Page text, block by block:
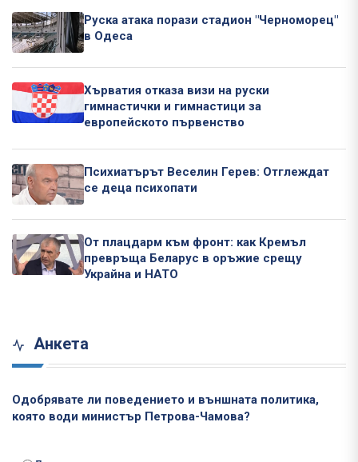
Руска атака порази стадион "Черноморец"
в Одеса
Хърватия отказа визи на руски
гимнастички и гимнастици за
европейското първенство
Психиатърът Веселин Герев: Отглеждат
се деца психопати
От плацдарм към фронт: как Кремъл
превръща Беларус в оръжие срещу
Украйна и НАТО
Анкета
Одобрявате ли поведението и външната политика,
която води министър Петрова-Чамова?